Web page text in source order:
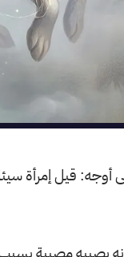
أوجه: قيل إمرأة